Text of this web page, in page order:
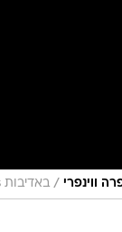
ווינפרי / באדיבות yes ו-STINGTV, הארפו הפקות/CBS